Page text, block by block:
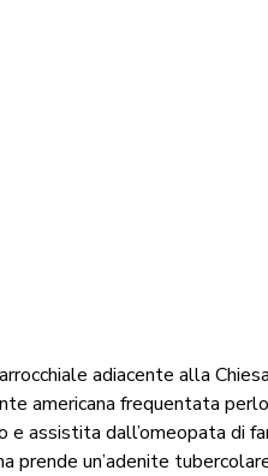
adiacente alla
americana frequentata
assistita dall’omeopata di
prende un’adenite